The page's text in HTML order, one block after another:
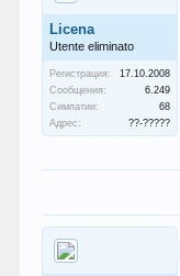
Licena
Utente eliminato
Регистрация:
17.10.2008
Сообщения:
6.249
Симпатии:
68
Адрес:
??-?????